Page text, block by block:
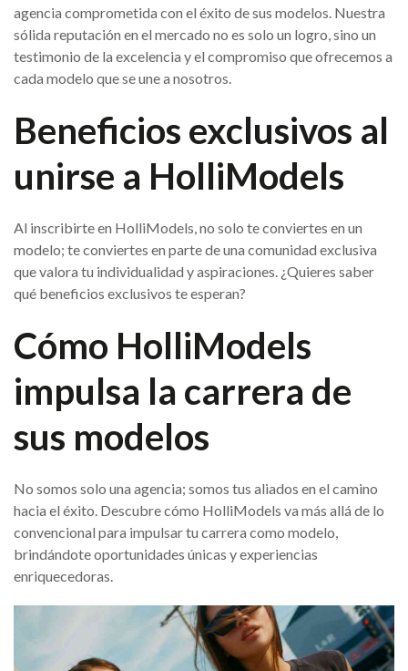
agencia comprometida con el éxito de sus modelos. Nuestra
sólida reputación en el mercado no es solo un logro, sino un
testimonio de la excelencia y el compromiso que ofrecemos a
cada modelo que se une a nosotros.
Beneficios exclusivos al
unirse a HolliModels
Al inscribirte en HolliModels, no solo te conviertes en un
modelo; te conviertes en parte de una comunidad exclusiva
que valora tu individualidad y aspiraciones. ¿Quieres saber
qué beneficios exclusivos te esperan?
Cómo HolliModels
impulsa la carrera de
sus modelos
No somos solo una agencia; somos tus aliados en el camino
hacia el éxito. Descubre cómo HolliModels va más allá de lo
convencional para impulsar tu carrera como modelo,
brindándote oportunidades únicas y experiencias
enriquecedoras.